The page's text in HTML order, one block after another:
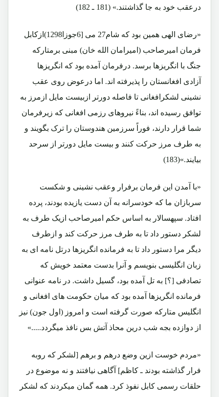
درعقب خود به جا گذاشتند.» (181 ـ 182)
«رضای الهی همین بود که شام27 می [6جوزا1298)ازکابل
فرمان امیرصاحب (امیرامان الله خان) مبنی برمتارکه
جنگ با انگریزها برسد. درفرمان آمده بود که انگریزها
آزادی افغانستان را پذیرفته اند. اما درعوض روی عقب
نشینی لشکرافغانی تا فاصله دورتر ازبیست مایل ازمرز به
توافق رسیده اند، بناءً نیروهای رزمی افغانی که زیرفرمان
شما قرار دارند، فوراً سرزمین هندوستان را ترک بگویند و
به طرف مرز حرکت کنند و بیست مایل دورتر از سرحد
بیایند.»(183)
«با آمدن این فرمان برفرار وعقب نشینی و شکست
سربازان ما که خودسرانه به آن دست یازیده بودند، پرده
افتاد. سپهسالار به اساس حکم امیرصاحب ازیک طرف به
لشکر دستور داد تا به طرف مرز حرکت کند و ازطرف
دیگر مرا دستور داد تا به فرمانده انگریزها درتل نامه ای به
زبان انگلیسی بنویسم و آنرا بدست معتمد خویش که
تصادفی [؟] به تل آمده بود، گسیل داشت. در نامه عنوانی
فرمانده انگریزها آمده بود که میان حکومت های افغانی و
انگلیس متارکه صورت گرفته است و امروز (اول جون) نیز
از دوازده بجه شب درین محاذ آتش بس نافذ میگردد.....»
«مردم خوست ازین وضع درهم و برهم [لشکر که روبه
فرار گذاشته بودند ـ کاظم] آگاهی نیافتند و نه موضوع در
حلقات رسمی کابل نفوذ کرد. همه گمان میکردند که لشکر